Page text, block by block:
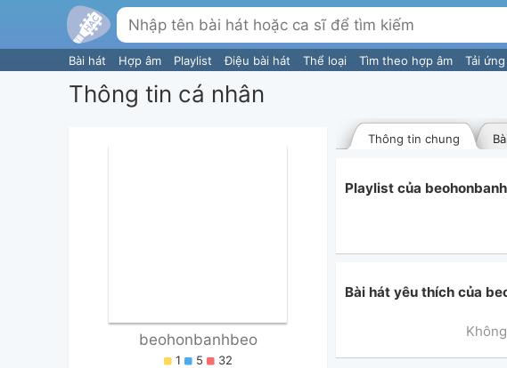
Bài hát Hợp âm Playlist Điệu bài hát Thể loại Tìm theo hợp âm Tải
Thông tin cá nhân
beohonbanhbeo
1 5
32
Thông tin chung
Playlist của
Bài hát yêu thích của